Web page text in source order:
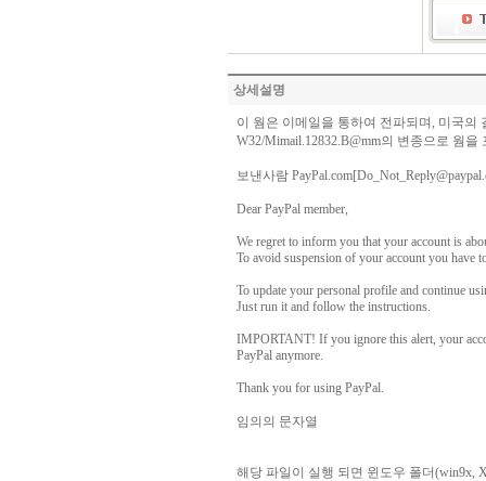
상세설명
이 웜은 이메일을 통하여 전파되며, 미국의
W32/Mimail.12832.B@mm의 변종으로 웜
보낸사람
Dear PayPal member,
We regret to inform you that your account is
To avoid suspension of your account you
To update your personal profile and continue
Just run it and follow the instructions.
IMPORTANT! If you ignore this alert, your
PayPal anymore.
Thank you for using PayPal.
임의의 문자열
해당 파일이 실행 되면 윈도우 폴더(win9x,